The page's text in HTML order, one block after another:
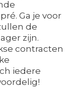
Ga je voor
de
zijn.
contracten
iedere